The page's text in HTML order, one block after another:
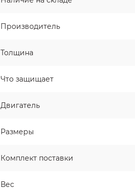
Производитель
Толщина
Что защищает
Двигатель
Размеры
Комплект поставки
Вес